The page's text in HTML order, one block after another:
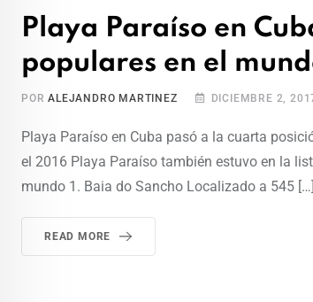
Playa Paraíso en
populares en el
PORALEJANDRO MARTINEZ DICIEMBRE 2,
Playa Paraíso en Cuba pasó a la cuarta
el 2016 Playa Paraíso también estuvo en la
mundo 1. Baia do Sancho Localizado a 545 […]
READ MORE